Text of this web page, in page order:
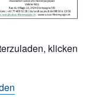
klicken